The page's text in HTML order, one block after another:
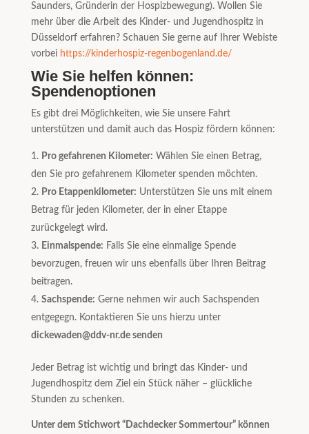
Saunders, Gründerin der Hospizbewegung). Wollen Sie
mehr über die Arbeit des Kinder- und Jugendhospitz in
Düsseldorf erfahren? Schauen Sie gerne auf Ihrer Webiste
vorbei https://kinderhospiz-regenbogenland.de/
Wie Sie helfen können:
Spendenoptionen
Es gibt drei Möglichkeiten, wie Sie unsere Fahrt
unterstützen und damit auch das Hospiz fördern können:
Pro gefahrenen Kilometer: Wählen Sie einen Betrag,
den Sie pro gefahrenem Kilometer spenden möchten.
Pro Etappenkilometer: Unterstützen Sie uns mit einem
Betrag für jeden Kilometer, der in einer Etappe
zurückgelegt wird.
Einmalspende: Falls Sie eine einmalige Spende
bevorzugen, freuen wir uns ebenfalls über Ihren Beitrag
beitragen.
Sachspende: Gerne nehmen wir auch Sachspenden
entgegegn. Kontaktieren Sie uns hierzu unter
dickewaden@ddv-nr.de senden
Jeder Betrag ist wichtig und bringt das Kinder- und
Jugendhospitz dem Ziel ein Stück näher – glückliche
Stunden zu schenken.
Unter dem Stichwort “Dachdecker Sommertour” können